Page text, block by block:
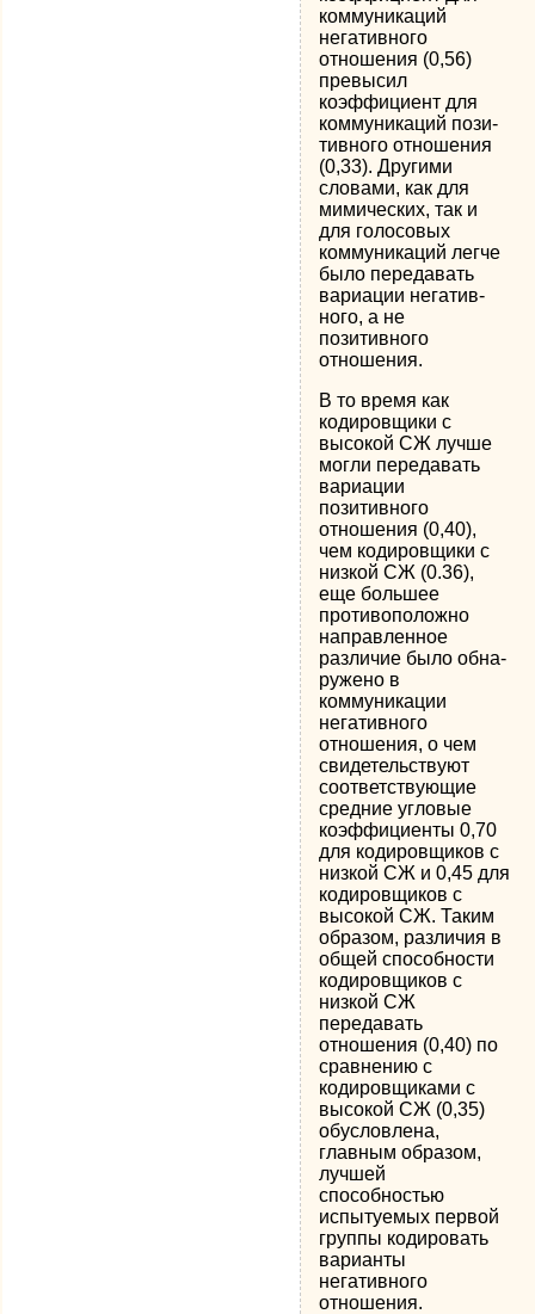
коммуникаций
негатив­ного
отношения (0,56)
превысил
коэффициент для
коммуникаций пози­
тивного отношения
(0,33). Другими
словами, как для
мимических, так и
для голосовых
коммуникаций легче
было передавать
вариации негатив­
ного, а не
позитивного
отношения.
В то время как
кодировщики с
высокой СЖ лучше
могли передавать
вариации
позитивного
отношения (0,40),
чем кодировщики с
низкой СЖ (0.36),
еще большее
противоположно
направленное
различие было обна­
ружено в
коммуникации
негативного
отношения, о чем
свидетельствуют
соответствующие
средние угловые
коэффициенты 0,70
для кодировщи­ков с
низкой СЖ и 0,45 для
кодировщиков с
высокой СЖ. Таким
образом, различия в
общей способности
кодировщиков с
низкой СЖ
передавать
отношения (0,40) по
сравнению с
кодировщиками с
высокой СЖ (0,35)
обусловлена,
главным образом,
лучшей
способностью
испытуемых пер­вой
группы кодировать
варианты
негативного
отношения.